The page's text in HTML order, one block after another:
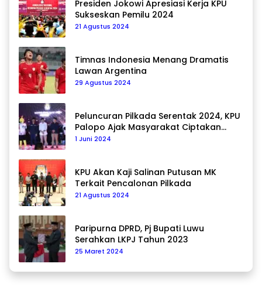
Presiden Jokowi Apresiasi Kerja KPU
Sukseskan Pemilu 2024
21 Agustus 2024
Timnas Indonesia Menang Dramatis
Lawan Argentina
29 Agustus 2024
Peluncuran Pilkada Serentak 2024, KPU
Palopo Ajak Masyarakat Ciptakan
Pilkada Damai
1 Juni 2024
KPU Akan Kaji Salinan Putusan MK
Terkait Pencalonan Pilkada
21 Agustus 2024
Paripurna DPRD, Pj Bupati Luwu
Serahkan LKPJ Tahun 2023
25 Maret 2024